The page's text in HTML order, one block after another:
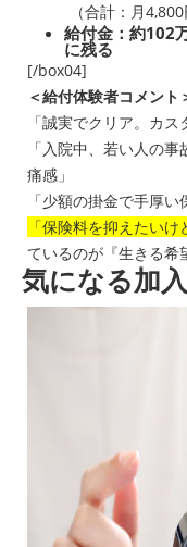
（合計：月4,800
給付金：約102
に残る
[/box04]
＜給付体験者コメント
「誠実でクリア。カ
「入院中、若い人の
痛感」
「少額の掛金で手厚
「保険料を抑えたいけ
ているのが『生きる希
気になる加